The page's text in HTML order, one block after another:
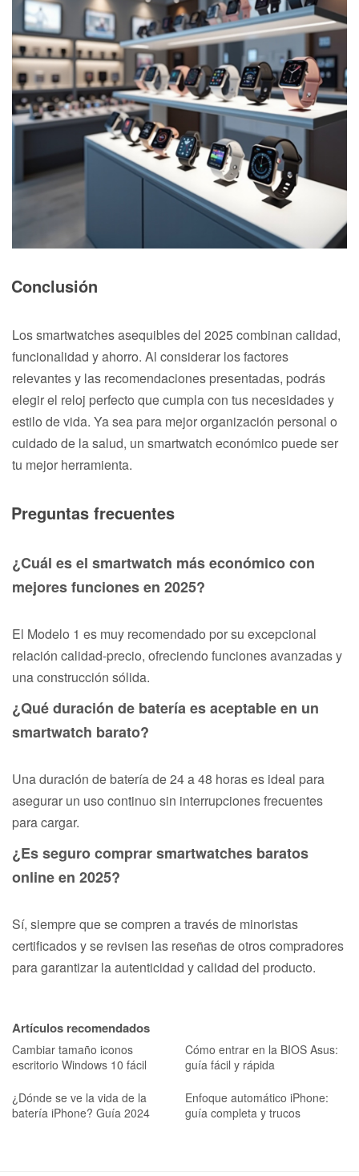
Conclusión
Los smartwatches asequibles del 2025 combinan calidad,
funcionalidad y ahorro. Al considerar los factores
relevantes y las recomendaciones presentadas, podrás
elegir el reloj perfecto que cumpla con tus necesidades y
estilo de vida. Ya sea para mejor organización personal o
cuidado de la salud, un smartwatch económico puede ser
tu mejor herramienta.
Preguntas frecuentes
¿Cuál es el smartwatch más económico con
mejores funciones en 2025?
El Modelo 1 es muy recomendado por su excepcional
relación calidad-precio, ofreciendo funciones avanzadas y
una construcción sólida.
¿Qué duración de batería es aceptable en un
smartwatch barato?
Una duración de batería de 24 a 48 horas es ideal para
asegurar un uso continuo sin interrupciones frecuentes
para cargar.
¿Es seguro comprar smartwatches baratos
online en 2025?
Sí, siempre que se compren a través de minoristas
certificados y se revisen las reseñas de otros compradores
para garantizar la autenticidad y calidad del producto.
Artículos recomendados
Cambiar tamaño iconos
escritorio Windows 10 fácil
Cómo entrar en la BIOS Asus:
guía fácil y rápida
¿Dónde se ve la vida de la
batería iPhone? Guía 2024
Enfoque automático iPhone:
guía completa y trucos